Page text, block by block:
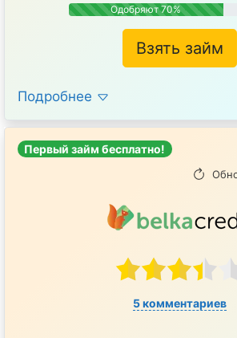
Одобряют 70%
Взять займ
Подробнее
Первый займ бесплатно!
5 комментариев